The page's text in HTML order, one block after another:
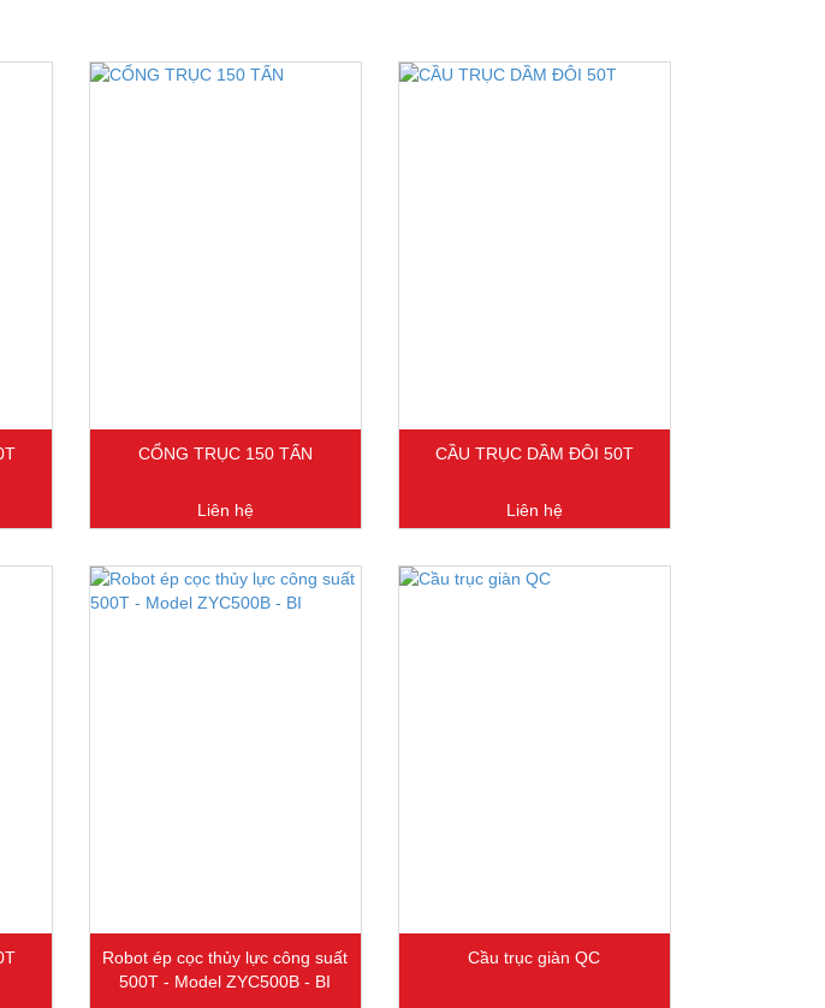
CỔNG TRỤC 150 TẤN
Liên hệ
CẦU TRỤC DẦM ĐÔI 50T
Liên hệ
Robot ép cọc thủy lực công suất
500T - Model ZYC500B - BI
Cầu trục giàn QC